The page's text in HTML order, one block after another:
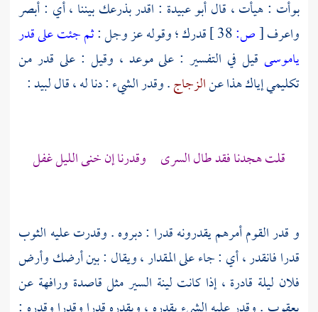
بوأت : هيأت ، قالأبو عبيدة : اقدر بذرعك بيننا ، أي : أبصر
واعرف[ص: قدرك ؛ وقوله عز وجل :ثم جئت على قدر
ياموسى قيل في التفسير : على موعد ، وقيل : على قدر من
تكليمي إياك هذا عنالزجاج. وقدر الشيء : دنا له ، قاللبيد:
قلت هجدنا فقد طال السرى وقدرنا إن خنى الليل غفل
و قدر القوم أمرهم يقدرونه قدرا : دبروه . وقدرت عليه الثوب
قدرا فانقدر ، أي : جاء على المقدار ، ويقال : بين أرضك وأرض
فلان ليلة قادرة ، إذا كانت لينة السير مثل قاصدة ورافهة عن